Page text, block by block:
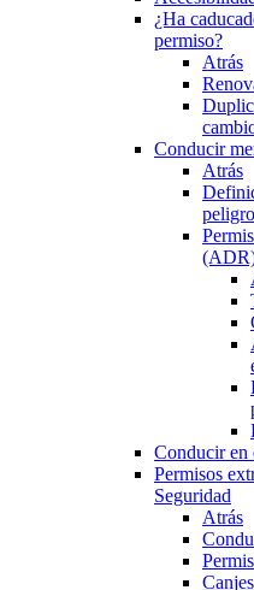
¿Ha
permiso?
Atrás
Conducir
Atrás
Conducir en
Permisos
Seguridad
Atrás